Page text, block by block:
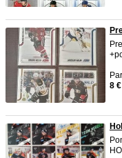
8 €